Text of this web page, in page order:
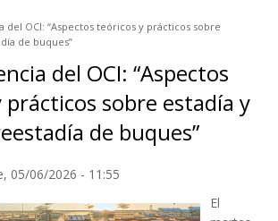
aquí
del OCI: “Aspectos teóricos y prácticos sobre
de buques”
del OCI: “Aspectos
sobre estadía y
de buques”
05/06/2026 - 11:55
El